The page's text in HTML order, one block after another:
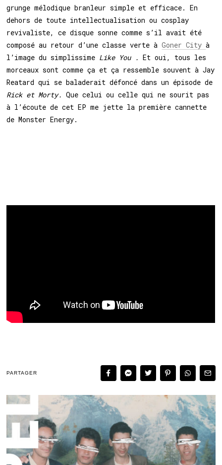
grunge mélodique branleur simple et efficace. En
dehors de toute intellectualisation ou cosplay
revivaliste, ce disque sonne comme s’il avait été
composé au retour d’une classe verte àGoner Cityà
l’image du simplissime Like You . Et oui, tous les
morceaux sont comme ça et ça ressemble souvent à Jay
Reatard qui se baladerait défoncé dans un épisode de
Rick et Morty.Que celui ou celle qui ne sourit pas
à l’écoute de cet EP me jette la première cannette
de Monster Energy.
PARTAGER